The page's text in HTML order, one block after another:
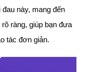
này, mang đến
ràng, giúp bạn đưa
tác đơn giản.